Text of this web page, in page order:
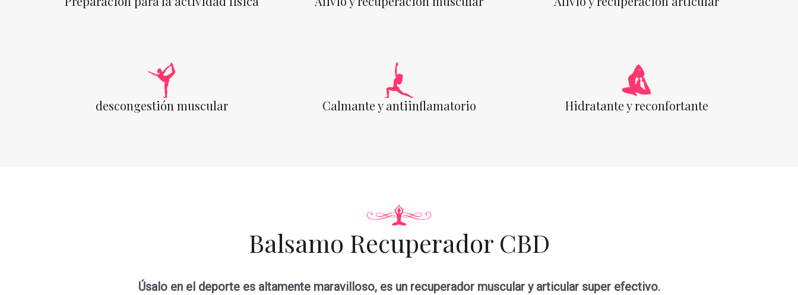
descongestión muscular Calmante y antiinflamatorio Hidratante y reconfortante
Balsamo Recuperador CBD
Úsalo en el deporte es altamente maravilloso, es un recuperador muscular y articular super efectivo.